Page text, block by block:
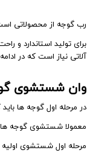
رب گوجه از محصولاتی
برای تولید استاندارد و
آلاتی نیاز است که در
وان شستشوی
در مرحله اول گوجه ها
معمولا شستشوی گوجه
مرحله اول شستشوی